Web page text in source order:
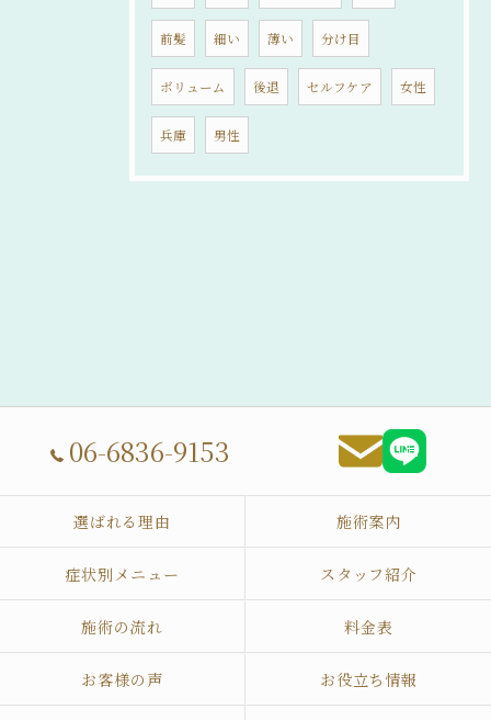
前髪 細い 薄い 分け目
ボリューム 後退 セルフケア 女性
兵庫 男性
06-6836-9153
選ばれる理由 施術案内
症状別メニュー スタッフ紹介
施術の流れ 料金表
お客様の声 お役立ち情報